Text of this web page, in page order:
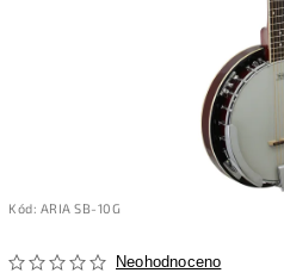
Kód: ARIA SB-10G
Neohodnoceno